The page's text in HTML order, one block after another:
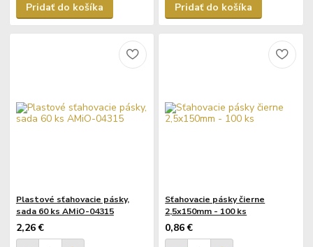
Pridať do košíka Pridať do košíka
Plastové sťahovacie pásky,
sada 60 ks AMiO-04315
2,26 €
Sťahovacie pásky čierne
2,5x150mm - 100 ks
0,86 €